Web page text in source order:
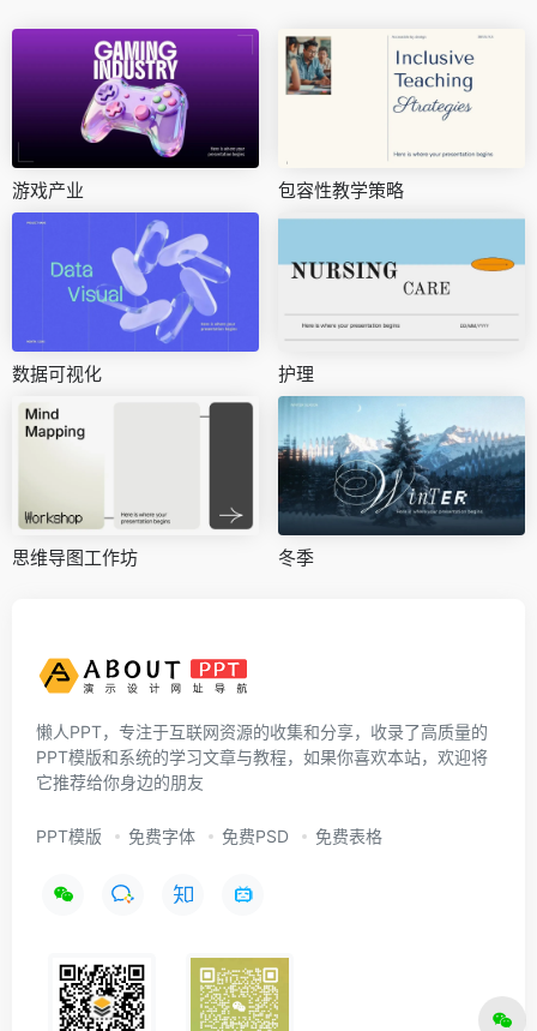
游戏产业 包容性教学策略
数据可视化 护理
思维导图工作坊 冬季
懒人PPT，专注于互联网资源的收集和分享，收录了高质量的
PPT模版和系统的学习文章与教程，如果你喜欢本站，欢迎将
它推荐给你身边的朋友
PPT模版 免费字体 免费PSD 免费表格